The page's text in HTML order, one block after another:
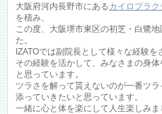
大阪府河内長野市にあるカイロプラ
を積み、
この度、大阪堺市東区の初芝・白鷺
た。
IZATOでは副院長として様々な経験を
その経験を活かして、みなさまの身
と思っています。
ツラさを解って貰えないのが一番ツ
添っていきたいと思っています。
一緒に心と体を楽にして人生楽しみま